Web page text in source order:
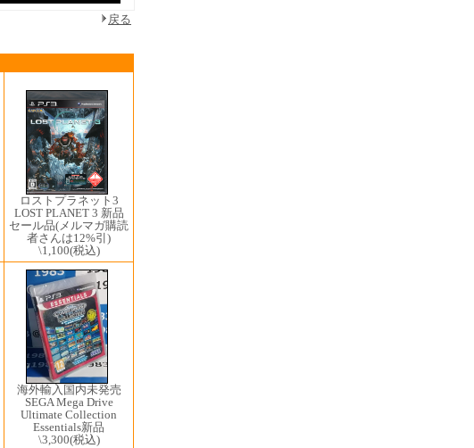
戻る
ロストプラネット3
LOST PLANET 3 新品
セール品(メルマガ購読
者さんは12%引)
\1,100(税込)
海外輸入国内未発売
SEGA Mega Drive
Ultimate Collection
Essentials新品
\3,300(税込)